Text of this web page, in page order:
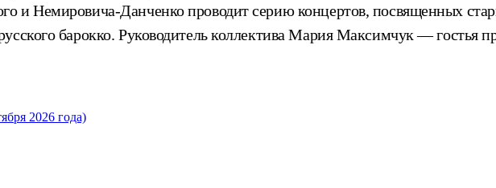
и Немировича-Данченко проводит серию концертов, посвященных
барокко. Руководитель коллектива Мария Максимчук — гостья
2026 года)